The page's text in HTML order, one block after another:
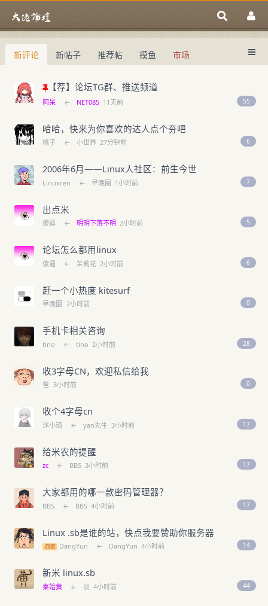
新评论 新帖子 推荐帖 摸鱼 市场
中国域名论坛
大佬论坛专注域名交易、域名投资、域名
中国域名论坛
【荐】论坛TG群、推送频道
阿呆 ← NET085 11天前 55
哈哈，快来为你喜欢的达人点个夯吧
桃子 ← 小世界 27分钟前 6
2006年6月——Linux人社区：前生今世
Linuxren ← 早晚圈 1小时前 7
出点米
傻逼 ← 明明下落不明 2小时前 5
论坛怎么都用linux
傻逼 ← 茉莉花 2小时前 6
赶一个小热度 kitesurf
早晚圈 2小时前 0
手机卡相关咨询
tino ← tino 2小时前 28
收3字母CN，欢迎私信给我
爸 3小时前 0
收个4字母cn
沐小琦 ← yan先生 3小时前 17
给米农的提醒
zc ← BBS 3小时前 17
大家都用的哪一款密码管理器？
BBS ← BBS 4小时前 17
Linux .sb是谁的站，快点我要赞助你服务器
商家 DangYun ← DangYun 4小时前 14
新米 linux.sb
秦始黄 ← 淡 4小时前 44